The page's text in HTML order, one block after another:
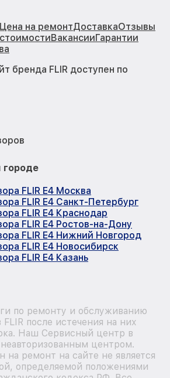
Цена на ремонтДоставкаОтзывы
ВакансииГарантии
бренда FLIR доступен по
FLIR E4 Москва
FLIR E4 Санкт-Петербург
FLIR E4 Краснодар
FLIR E4 Ростов-на-Дону
FLIR E4 Нижний Новгород
FLIR E4 Новосибирск
FLIR E4 Казань
по ремонту и обслуживанию
после истечения на них
Наш Сервисный центр в
центром.
на ремонт на сайте не является
определяемой положениями